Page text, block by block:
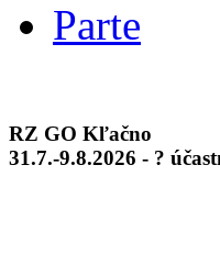
Parte
RZ GO Kľačno
31.7.-9.8.2026 - ?